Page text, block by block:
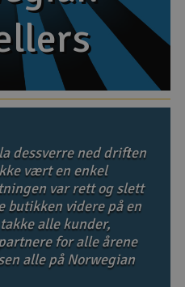
& byggesett
dessverre ned driften
vært en enkel
var rett og slett
butikken videre på en
alle kunder,
for alle årene
alle på Norwegian